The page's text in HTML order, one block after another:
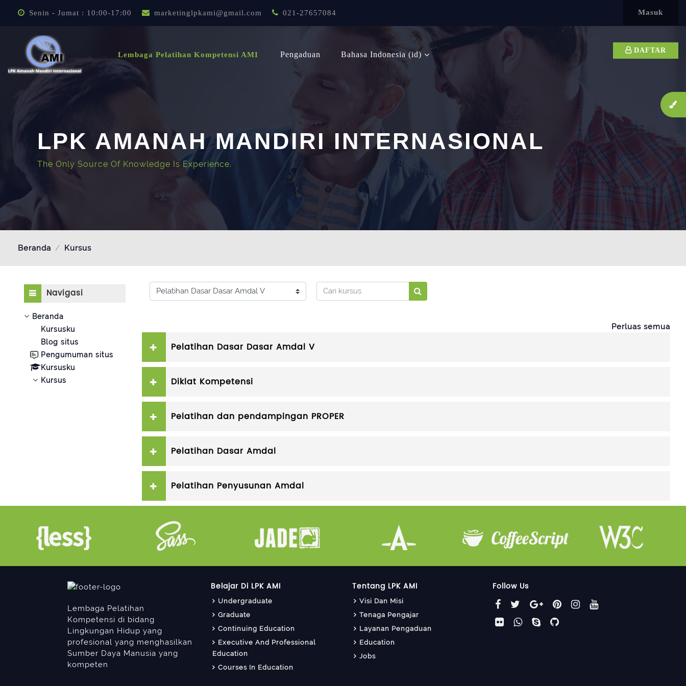
Senin - Jumat : 10:00-17:00 marketinglpkami@gmail.com 021-27657084 Masuk
Lembaga Pelatihan Kompetensi AMI Pengaduan Bahasa Indonesia ‎(id)‎ DAFTAR
LPK AMANAH MANDIRI INTERNASIONAL
The Only Source Of Knowledge Is Experience.
Beranda Kursus
Kategori kursus
Cari kursus Cari kursus
Perluas semua
Pelatihan Dasar Dasar Amdal V
Diklat Kompetensi
Pelatihan dan pendampingan PROPER
Pelatihan Dasar Amdal
Pelatihan Penyusunan Amdal
Navigasi
Beranda
Kursusku
Blog situs
Pengumuman situs
Kursusku
Kursus
Lembaga Pelatihan
Kompetensi di bidang
Lingkungan Hidup yang
profesional yang menghasilkan
Sumber Daya Manusia yang
kompeten
Belajar Di LPK AMI
Undergraduate
Graduate
Continuing Education
Executive And Professional
Education
Courses In Education
Tentang LPK AMI
Visi Dan Misi
Tenaga Pengajar
Layanan Pengaduan
Education
Jobs
Follow Us